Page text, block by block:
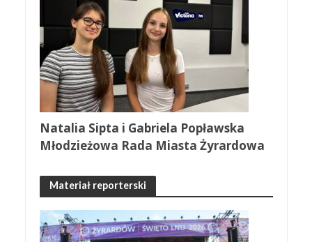
Natalia Sipta i Gabriela Popławska
Młodzieżowa Rada Miasta Żyrardowa
Materiał reporterski